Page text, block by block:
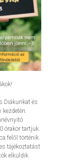
Diákunkat és
órakor tartjuk.
felől történik.
tájékoztatást
elküldik.